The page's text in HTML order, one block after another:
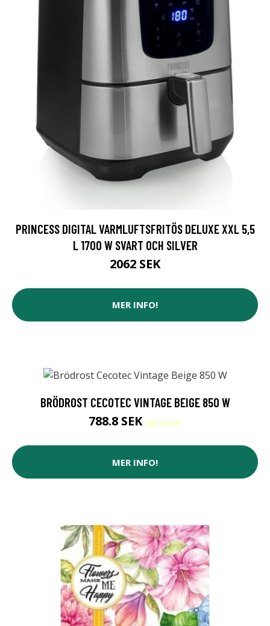
PRINCESS DIGITAL VARMLUFTSFRITÖS DELUXE XXL 5,5
L 1700 W SVART OCH SILVER
2062 SEK
MER INFO!
BRÖDROST CECOTEC VINTAGE BEIGE 850 W
788.8 SEK 853.29 SEK
MER INFO!